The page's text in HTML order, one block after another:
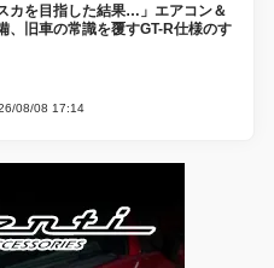
カを目指した結果…」エアコン＆
、旧車の常識を覆すGT-R仕様のす
08/08 17:14